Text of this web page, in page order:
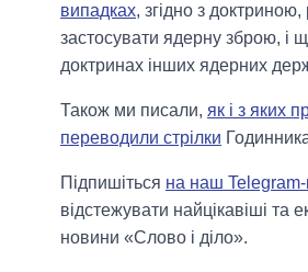
випадках, згідно з
застосувати ядерну зброю, і
доктринах інших ядерних
Також ми писали, як і з яких
переводили стрілки
Підпишіться на наш
відстежувати найцікавіші та
новини «Слово і діло».